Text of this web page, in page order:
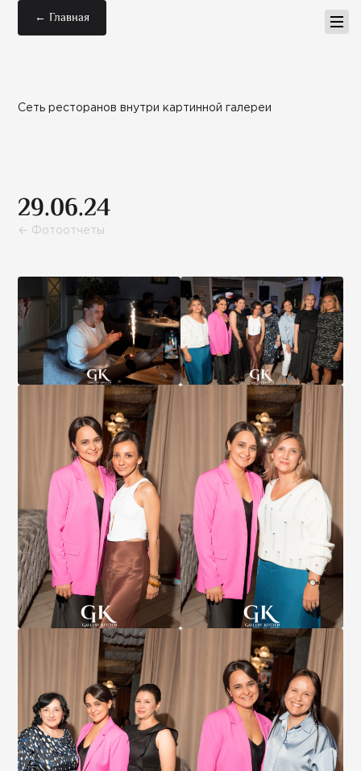
← Главная
Сеть ресторанов внутри картинной галереи
29.06.24
← Фотоотчеты